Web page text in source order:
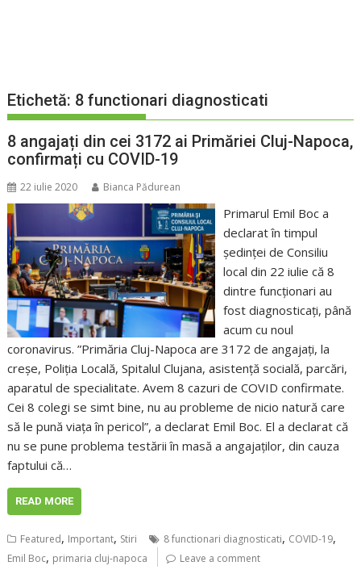
Etichetă: 8 functionari diagnosticati
8 angajați din cei 3172 ai Primăriei Cluj-Napoca,
confirmați cu COVID-19
22 iulie 2020 Bianca Pădurean
Primarul Emil Boc a
declarat în timpul
ședinței de Consiliu
local din 22 iulie că 8
dintre funcționari au
fost diagnosticați, până
acum cu noul
coronavirus. ”Primăria Cluj-Napoca are 3172 de angajați, la
creșe, Poliția Locală, Spitalul Clujana, asistență socială, parcări,
aparatul de specialitate. Avem 8 cazuri de COVID confirmate.
Cei 8 colegi se simt bine, nu au probleme de nicio natură care
să le pună viața în pericol”, a declarat Emil Boc. El a declarat că
nu se pune problema testării în masă a angajaților, din cauza
faptului că…
READ MORE
Featured, Important, Stiri 8 functionari diagnosticati, COVID-19,
Emil Boc, primaria cluj-napoca Leave a comment